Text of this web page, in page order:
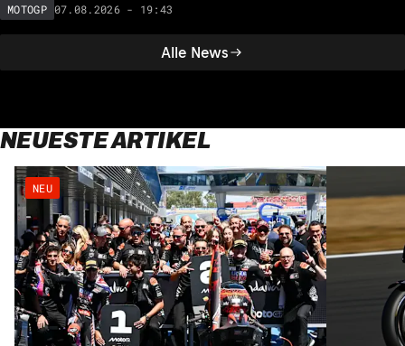
Alle News
MOTOGP 07.08.2026 - 19:43
NEUESTE ARTIKEL
NEU